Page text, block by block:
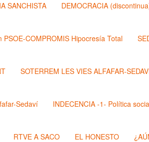
SANCHISTA DEMOCRACIA
PSOE-COMPROMIS Hipocresía Total
SOTERREM LES VIES ALFAFAR-
Sedaví INDECENCIA -1- Política
RTVE A SACO EL HONESTO